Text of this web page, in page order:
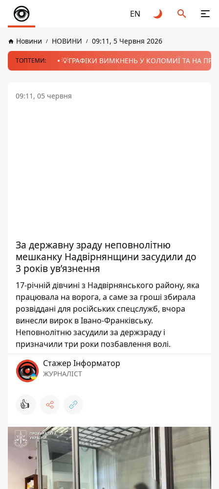
EN
Новини НОВИНИ 09:11, 5 Червня 2026
ТОПТЕМИ: 💡ГРАФІКИ ВИМКНЕНЬ У КОЛОМИЇ ТА НА
09:11, 05 червня
За державну зраду неповнолітню
мешканку Надвірнянщини засудили до
3 років увʼязнення
17-річній дівчині з Надвірнянського району, яка
працювала на ворога, а саме за гроші збирала
розвіддані для російських спецслужб, вчора
винесли вирок в Івано-Франківську.
Неповнолітню засудили за держзраду і
призначили три роки позбавлення волі.
Стажер Інформатор
ЖУРНАЛІСТ
👍